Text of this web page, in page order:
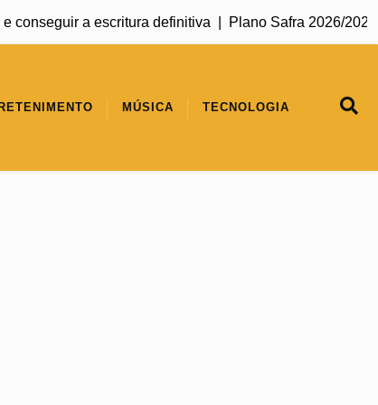
a escritura definitiva |Plano Safra 2026/2027
MÚSICA TECNOLOGIA